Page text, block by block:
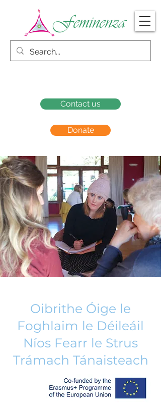
Donate
Contact us
Oibrithe Óige le
Foghlaim le Déileáil
Níos Fearr le Strus
Trámach Tánaisteach